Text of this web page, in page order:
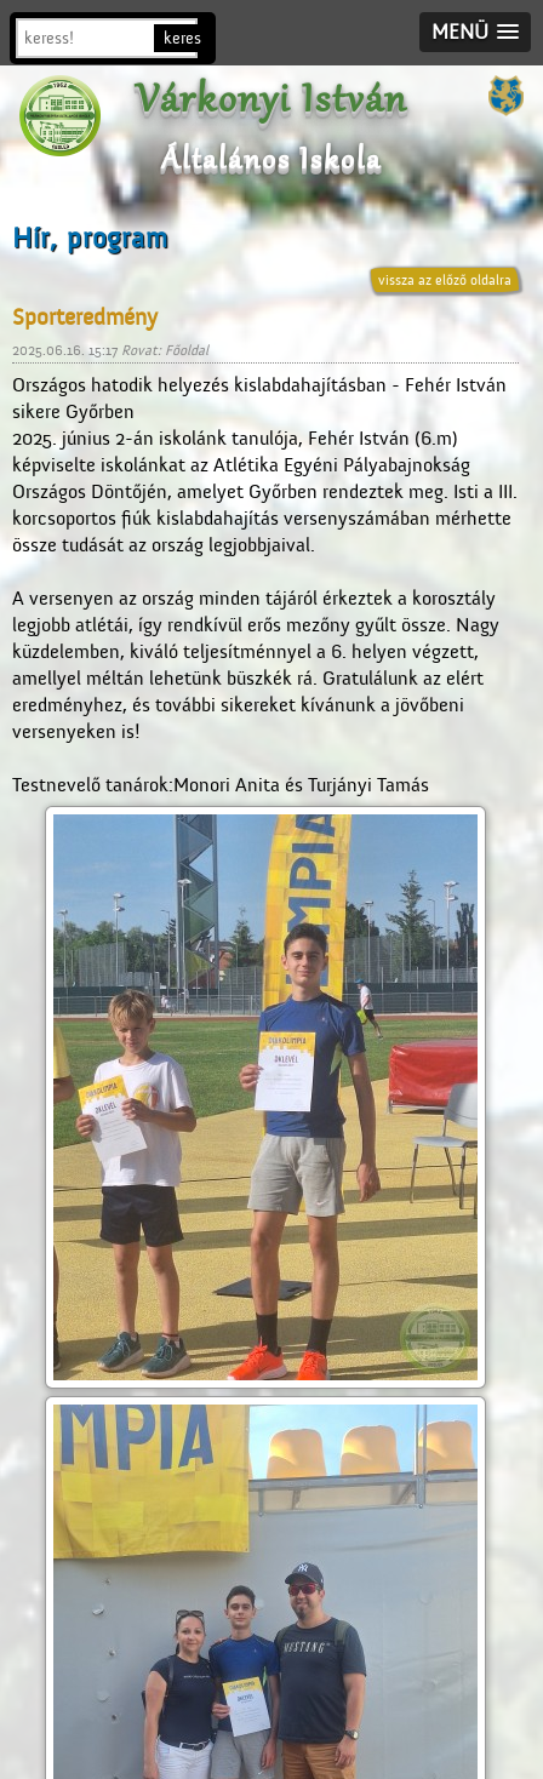
MENÜ
Várkonyi István
Általános Iskola
Hír, program
vissza az előző oldalra
Sporteredmény
2025.06.16. 15:17 Rovat: Főoldal
Országos hatodik helyezés kislabdahajításban - Fehér István
sikere Győrben
2025. június 2-án iskolánk tanulója, Fehér István (6.m)
képviselte iskolánkat az Atlétika Egyéni Pályabajnokság
Országos Döntőjén, amelyet Győrben rendeztek meg. Isti a III.
korcsoportos fiúk kislabdahajítás versenyszámában mérhette
össze tudását az ország legjobbjaival.
A versenyen az ország minden tájáról érkeztek a korosztály
legjobb atlétái, így rendkívül erős mezőny gyűlt össze. Nagy
küzdelemben, kiváló teljesítménnyel a 6. helyen végzett,
amellyel méltán lehetünk büszkék rá. Gratulálunk az elért
eredményhez, és további sikereket kívánunk a jövőbeni
versenyeken is!
Testnevelő tanárok:Monori Anita és Turjányi Tamás